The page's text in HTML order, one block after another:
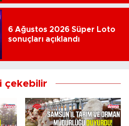
6 Ağustos 2026 Süper Loto
sonuçları açıklandı
çekebilir